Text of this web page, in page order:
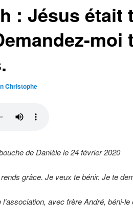
: Jésus était
moi
Christophe
de Danièle le 24 février 2020
grâce. Je veux te bénir. Je te
avec frère André, béni-